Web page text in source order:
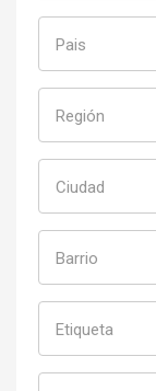
Pais
Región
Ciudad
Barrio
Etiqueta